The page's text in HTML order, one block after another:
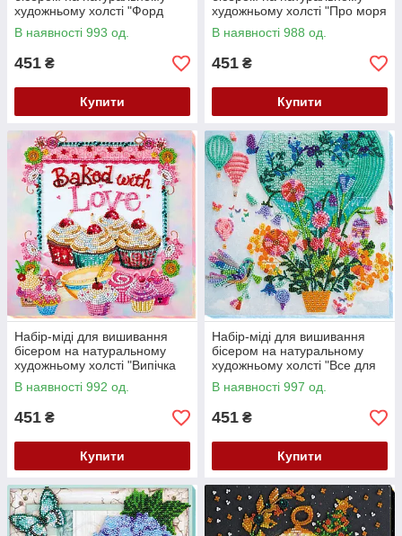
художньому холсті "Форд
Мустанг 1967" Абрис Арт
AMB-011
В наявності 993 од.
451 ₴
Купити
художньому холсті "Про моря
та океани" Абрис Арт AMB-
002
В наявності 988 од.
451 ₴
Купити
Набір-міді для вишивання
бісером на натуральному
художньому холсті "Випічка
від серця" Абрис Арт AMB-
003
В наявності 992 од.
451 ₴
Купити
Набір-міді для вишивання
бісером на натуральному
художньому холсті "Все для
тебе" Абрис Арт AMB-005
В наявності 997 од.
451 ₴
Купити